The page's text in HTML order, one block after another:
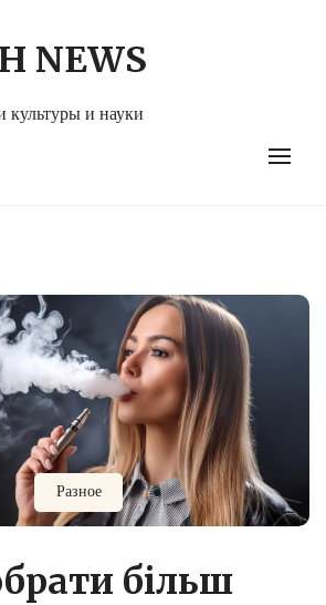
NEWS
культуры и науки
Разное
більш